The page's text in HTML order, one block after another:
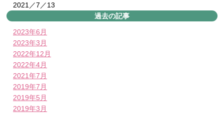
2021／7／13
過去の記事
2023年6月
2023年3月
2022年12月
2022年4月
2021年7月
2019年7月
2019年5月
2019年3月